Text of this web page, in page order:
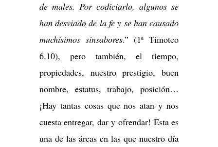
de males. Por codiciarlo, algunos se
han desviado de la fe y se han causado
muchísimos sinsabores.” (1ª Timoteo
6.10), pero también, el tiempo,
propiedades, nuestro prestigio, buen
nombre, estatus, trabajo, posición…
¡Hay tantas cosas que nos atan y nos
cuesta entregar, dar y ofrendar! Esta es
una de las áreas en las que nuestro día